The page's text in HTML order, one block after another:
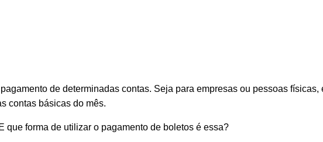
de determinadas contas. Seja para empresas ou pessoas
contas básicas do mês.
que forma de utilizar o pagamento de boletos é essa?